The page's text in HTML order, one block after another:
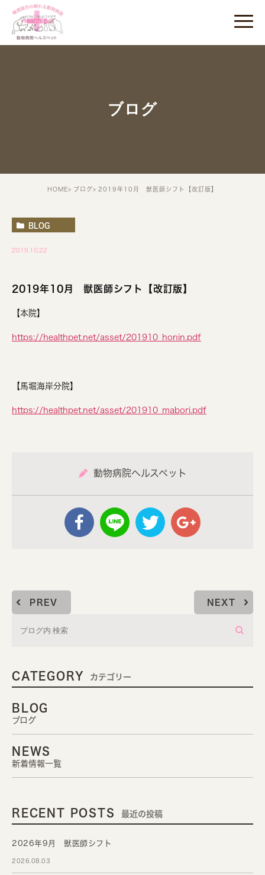
ブログ
HOME ブログ 2019年10月 獣医師シフト【改訂版】
BLOG
2019.10.22
2019年10月 獣医師シフト【改訂版】
【本院】
https://healthpet.net/asset/201910_honin.pdf
【馬堀海岸分院】
https://healthpet.net/asset/201910_mabori.pdf
動物病院ヘルスペット
PREV NEXT
CATEGORY カテゴリー
BLOG
ブログ
NEWS
新着情報一覧
RECENT POSTS 最近の投稿
2026年9月 獣医師シフト
2026.08.03